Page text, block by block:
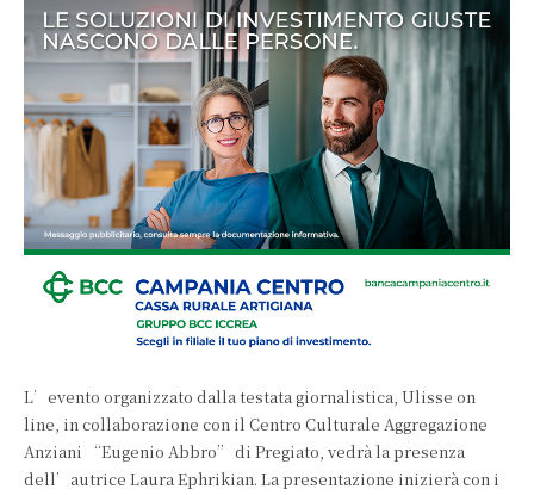
L’evento organizzato dalla testata giornalistica, Ulisse on
line, in collaborazione con il Centro Culturale Aggregazione
Anziani “Eugenio Abbro” di Pregiato, vedrà la presenza
dell’autrice Laura Ephrikian. La presentazione inizierà con i